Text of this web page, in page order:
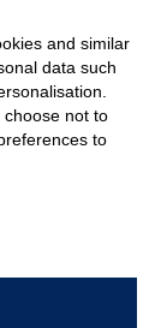
- Rea: PN-42876
and similar
data such
choose not to
to